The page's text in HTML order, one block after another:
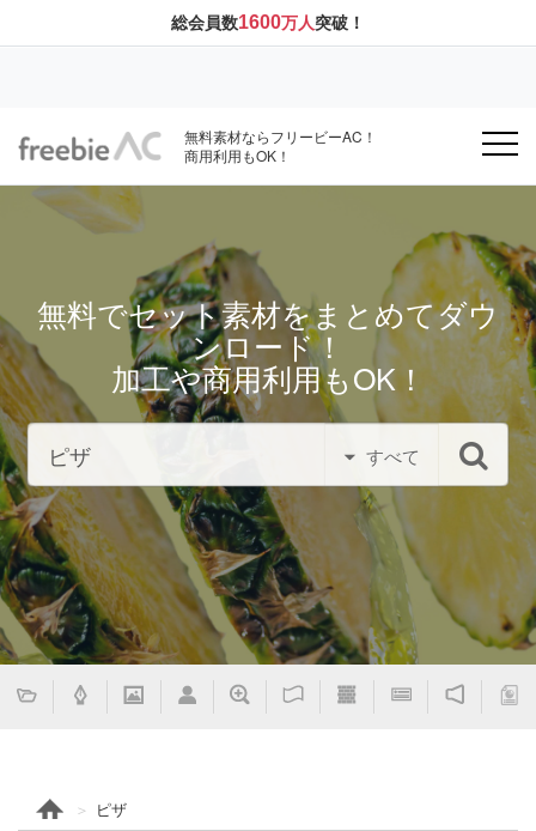
総会員数1600万人突破！
無料素材ならフリービーAC！
商用利用もOK！
無料でセット素材をまとめてダウ
ンロード！
加工や商用利用もOK！
すべて
ピザ